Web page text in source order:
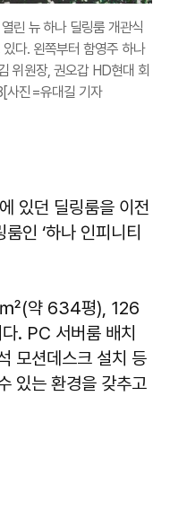
린 뉴 하나 딜링룸 개관식
다. 왼쪽부터 함영주 하나
위원장, 권오갑 HD현대 회
사진=유대길 기자
있던 딜링룸을 이전
인 ‘하나 인피니티
㎡(약 634평), 126
. PC 서버룸 배치
모션데스크 설치 등
있는 환경을 갖추고